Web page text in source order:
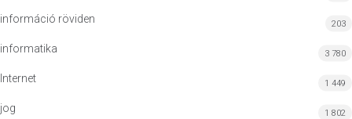
információ röviden 203
informatika 3 780
Internet 1 449
jog 1 802